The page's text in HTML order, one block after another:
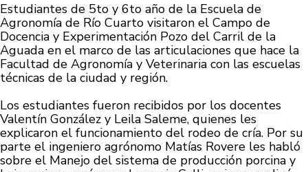
Estudiantes de 5to y 6to año de la Escuela de
Agronomía de Río Cuarto visitaron el Campo de
Docencia y Experimentación Pozo del Carril de la
Aguada en el marco de las articulaciones que hace la
Facultad de Agronomía y Veterinaria con las escuelas
técnicas de la ciudad y región.
Los estudiantes fueron recibidos por los docentes
Valentín González y Leila Saleme, quienes les
explicaron el funcionamiento del rodeo de cría. Por su
parte el ingeniero agrónomo Matías Rovere les habló
sobre el Manejo del sistema de producción porcina y